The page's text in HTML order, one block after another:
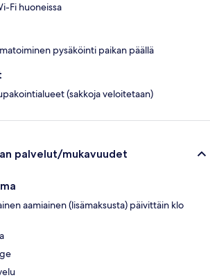
Fi huoneissa
pysäköinti paikan päällä
(sakkoja veloitetaan)
palvelut/mukavuudet
aamiainen (lisämaksusta) päivittäin klo